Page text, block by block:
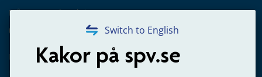
Switch to English
Kakor på spv.se
Frågor om utbetalning
020-65 00 65
Kontakta oss